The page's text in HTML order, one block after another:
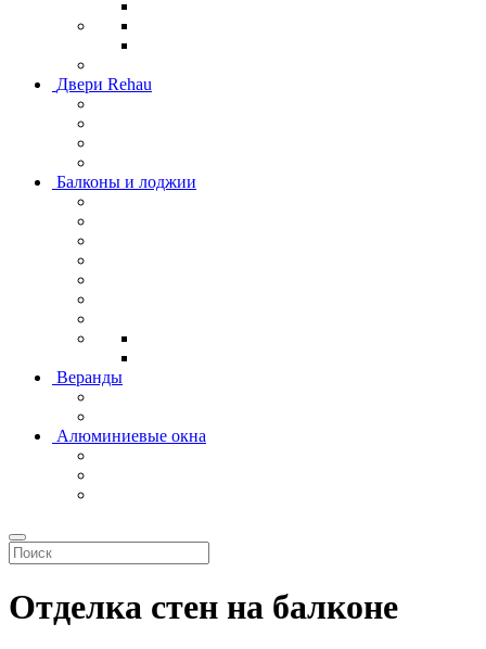
Двери Rehau
Балконы и лоджии
Веранды
Алюминиевые окна
Отделка стен на балконе